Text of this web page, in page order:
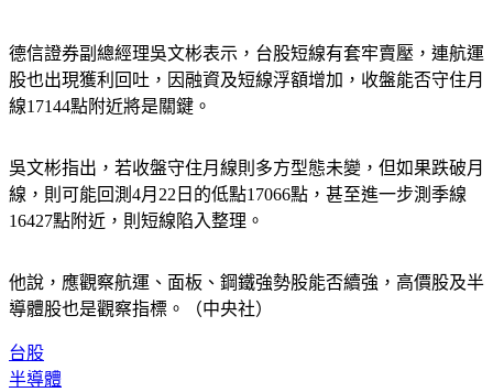
德信證券副總經理吳文彬表示，台股短線有套牢賣壓，連航運
股也出現獲利回吐，因融資及短線浮額增加，收盤能否守住月
線17144點附近將是關鍵。
吳文彬指出，若收盤守住月線則多方型態未變，但如果跌破月
線，則可能回測4月22日的低點17066點，甚至進一步測季線
16427點附近，則短線陷入整理。
他說，應觀察航運、面板、鋼鐵強勢股能否續強，高價股及半
導體股也是觀察指標。（中央社）
台股
半導體